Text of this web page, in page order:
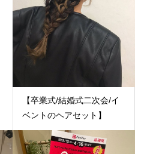
【卒業式/結婚式二次会/イ
ベントのヘアセット】